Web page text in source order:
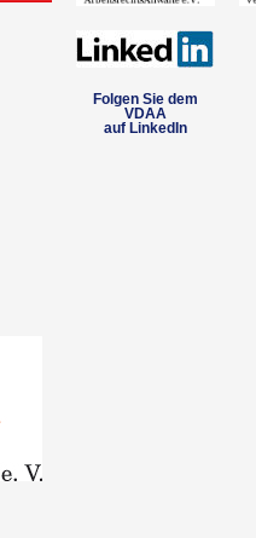
Folgen Sie dem
VDAA
auf LinkedIn